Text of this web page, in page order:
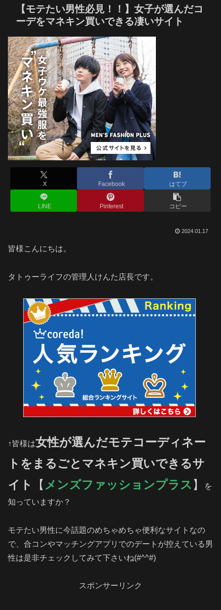
【モテたい男性必見！！】女子が選んだコ
ーデをマネキン買いできる凄いサイト
X Facebook はてブ
LINE Pinterest コピー
2024.01.17
皆様こんにちは。
タトゥーライフの管理人けんた店長です。
↑皆様は女性が選んだモテコーディネー
トをまるごとマネキン買いできるサ
イト
【 メンズファッションプラス 】
を
知っていますか？
モテたい男性に今話題のめちゃめちゃ便利なサイトなの
で、合コンやマッチングアプリでのデートが控えている男
性は是非チェックしてみて下さいね(#^^#)
スポンサーリンク